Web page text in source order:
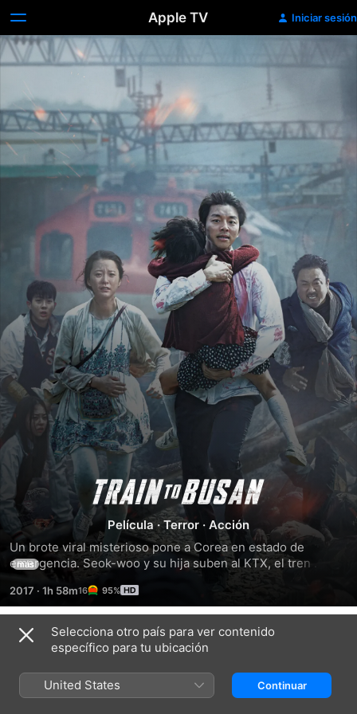
Apple TV Iniciar sesión
Train
to
Busan
Película · Terror · Acción
Un brote viral misterioso pone a Corea en estado de
emergencia. Seok-woo y su hija suben al KTX, el tren
rápido que une los 453 km que separan Seúl de Busan.
Pero justo en el momento de su partida, la estación es
invadida por zombis y uno de ellos sube a bordo. Mientras
el tren alcanza su máxima velocidad, los pasajeros tendrán
que luchar por sus vidas.
más
2017 · 1h 58m 95%
Tráileres
Selecciona otro país para ver contenido
específico para tu ubicación
United States Continuar